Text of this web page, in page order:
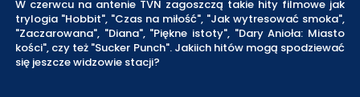
W czerwcu na antenie TVN zagoszczą takie hity filmowe jak
trylogia "Hobbit", "Czas na miłość", "Jak wytresować smoka",
"Zaczarowana", "Diana", "Piękne istoty", "Dary Anioła: Miasto
kości", czy też "Sucker Punch". Jakiich hitów mogą spodziewać
się jeszcze widzowie stacji?